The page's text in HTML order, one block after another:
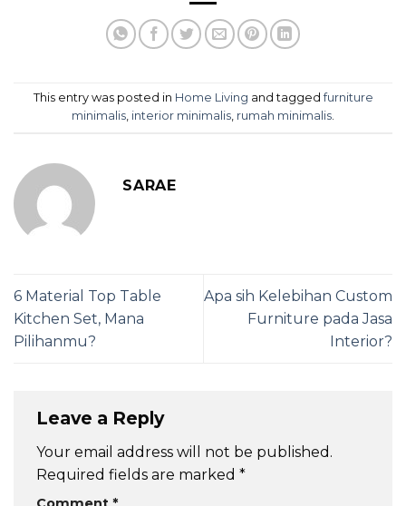
This entry was posted in Home Living and taggedfurniture
minimalis, interior minimalis, rumah minimalis.
SARAE
6 Material Top Table
Kitchen Set, Mana
Pilihanmu?
Apa sih Kelebihan Custom
Furniture pada Jasa
Interior?
Leave a Reply
Your email address will not be published.
Required fields are marked *